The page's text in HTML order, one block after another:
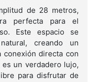
de 28 metros,
perfecta para el
Este espacio se
creando un
conexión directa con
un verdadero lujo,
para disfrutar de